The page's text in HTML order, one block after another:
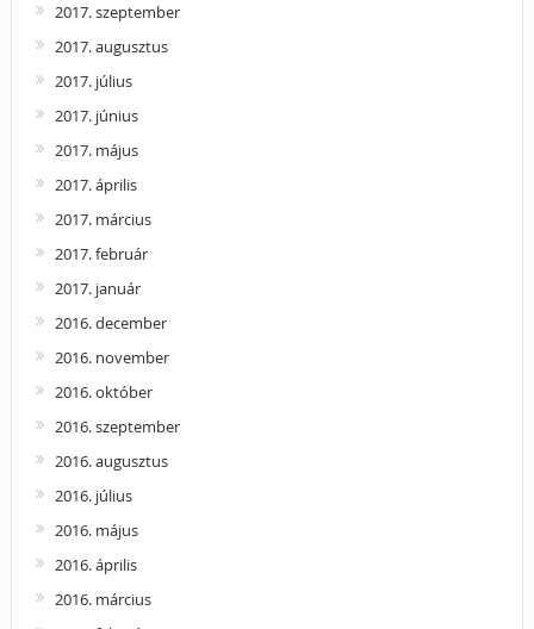
2017. szeptember
2017. augusztus
2017. július
2017. június
2017. május
2017. április
2017. március
2017. február
2017. január
2016. december
2016. november
2016. október
2016. szeptember
2016. augusztus
2016. július
2016. május
2016. április
2016. március